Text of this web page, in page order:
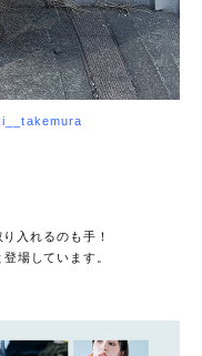
入れるのも手！
場しています。